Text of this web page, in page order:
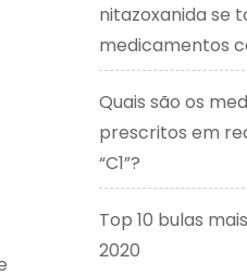
nitazoxanida se
medicamentos
Quais são os
prescritos em
“C1”?
Top 10 bulas
2020